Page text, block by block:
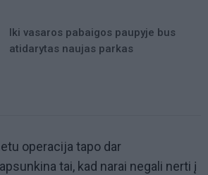
Iki vasaros pabaigos paupyje bus
atidarytas naujas parkas
operacija tapo dar
tai, kad narai negali nerti į